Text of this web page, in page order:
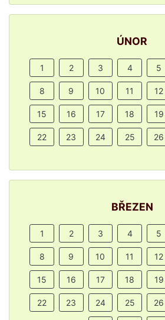
ÚNOR
1 2 3 4 5
8 9 10 11 12
15 16 17 18 19
22 23 24 25 26
BŘEZEN
1 2 3 4 5
8 9 10 11 12
15 16 17 18 19
22 23 24 25 26